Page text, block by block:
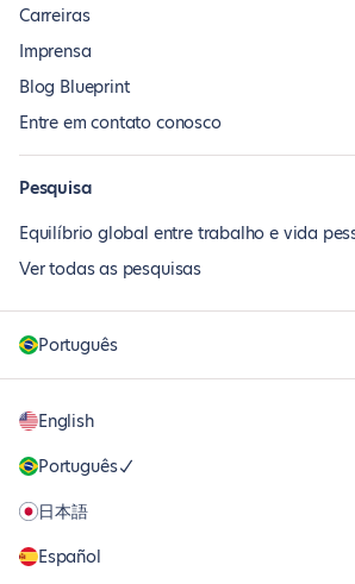
Carreiras
Imprensa
Blog Blueprint
Entre em contato conosco
Pesquisa
Equilíbrio global entre trabalho e vida
Ver todas as pesquisas
Português
English
Português
日本語
Español